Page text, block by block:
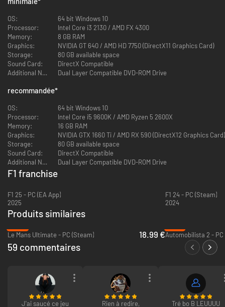
o Améliorez votre mode carrière sur 10 ans, en personnalisant vos débuts
en Championnat F2 et la durée des saisons, pour vivre des saisons
palpitantes.
o L’ajout de courses en écran partagé, une nouvelle direction assistée et
une expérience de pilotage simplifiée rendent le jeu entre amis plus
convivial, quel que soit votre niveau.
o F1 2020 intègre tous les pilotes, écuries et 22 circuits officiels, dont
deux nouveautés : le circuit d’Hanoï et le circuit de Zandvoort.
o Connexion Internet requise pour télécharger les derniers véhicules de
2020 (le cas échéant) et le contenu de la saison 2020 de F2.
LE JEU VIDÉO OFFICIEL DU CHAMPIONNAT DU MONDE DE FORMULE 1
OS:
64 bit Windows 10
Processor:
Intel Core i3 2130 / AMD FX 4300
Memory:
8 GB RAM
Graphics:
NVIDIA GT 640 / AMD HD 7750 (DirectX11 Graphics Card)
Storage:
80 GB available space
Sound Card:
DirectX Compatible
Additional Notes:
Dual Layer Compatible DVD-ROM Drive
recommandée*
OS:
64 bit Windows 10
Processor:
Intel Core i5 9600K / AMD Ryzen 5 2600X
Memory:
16 GB RAM
Graphics:
NVIDIA GTX 1660 Ti / AMD RX 590 (DirectX12 Graphics Card)
Storage:
80 GB available space
Sound Card:
DirectX Compatible
Additional Notes:
Dual Layer Compatible DVD-ROM Drive
F1 franchise
F1 25 - PC (EA App)
2025
F1 24 - PC (Steam)
2024
Produits similaires
Le Mans Ultimate - PC (Steam)
18.99 €Automobilista 2 - PC
59 commentaires
J'ai saucé ce jeu
Rien à redire,
Tré bo B LEUUUU